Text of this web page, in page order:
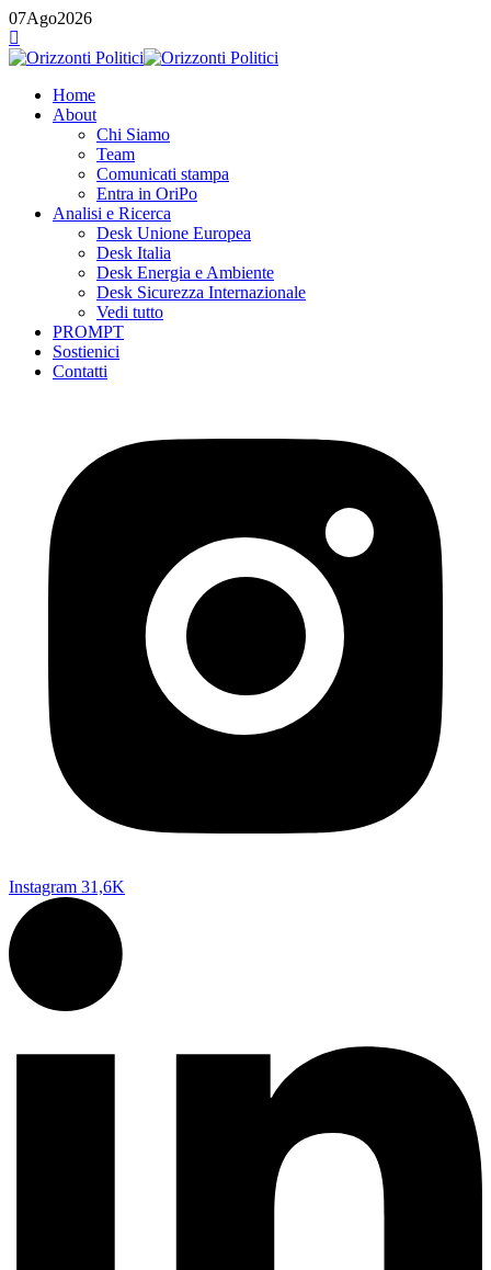
07Ago2026
Home
About
Chi Siamo
Team
Comunicati stampa
Entra in OriPo
Analisi e Ricerca
Desk Unione Europea
Desk Italia
Desk Energia e Ambiente
Desk Sicurezza Internazionale
Vedi tutto
PROMPT
Sostienici
Contatti
Instagram 31,6K